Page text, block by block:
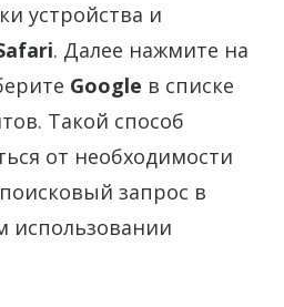
устройства и
. Далее нажмите на
Google в списке
Такой способ
от необходимости
запрос в
использовании